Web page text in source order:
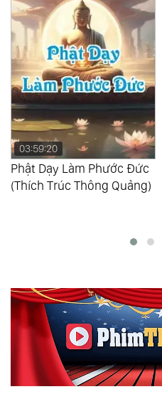
01:17:05
Pháp Ngữ Vạn Đức (Thích
Trí Tịnh)